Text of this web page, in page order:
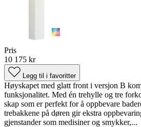
Pris
10 175 kr
Legg til i favoritter
Høyskapet med glatt front i versjon B
funksjonalitet. Med én trehylle og tre
skap som er perfekt for å oppbevare
trebakkene på døren gir ekstra
gjenstander som medisiner og smykker,...